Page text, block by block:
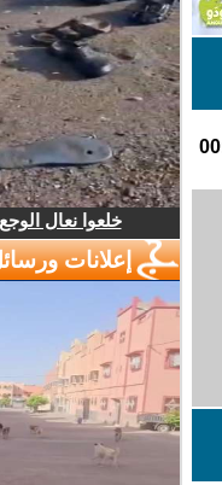
خلعوا نعال
إعلانات